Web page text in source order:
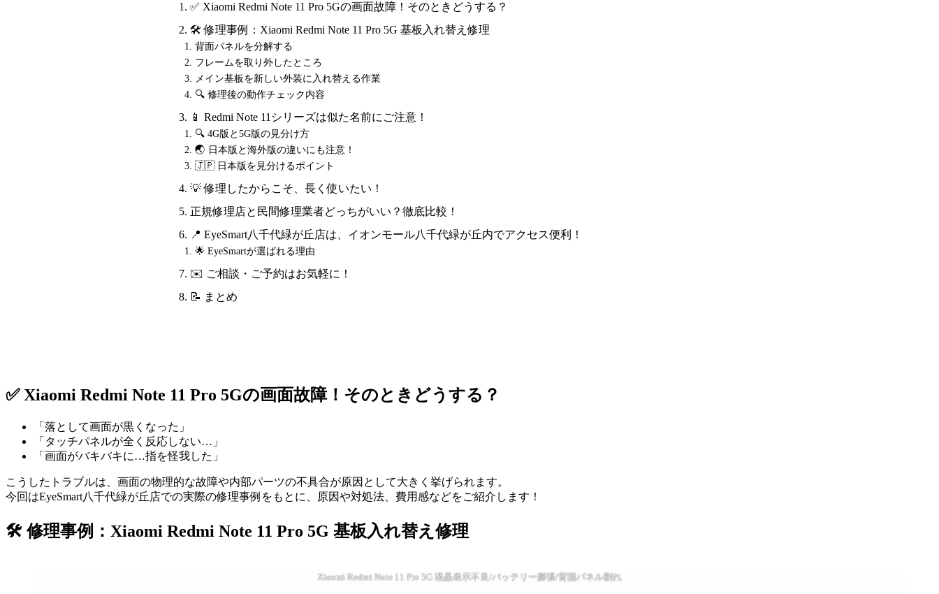
✅ Xiaomi Redmi Note 11 Pro 5Gの画面故障！そのときどうする？
🛠 修理事例：Xiaomi Redmi Note 11 Pro 5G 基板入れ替え修理
背面パネルを分解する
フレームを取り外したところ
メイン基板を新しい外装に入れ替える作業
🔍 修理後の動作チェック内容
📱 Redmi Note 11シリーズは似た名前にご注意！
🔍 4G版と5G版の見分け方
🌏 日本版と海外版の違いにも注意！
🇯🇵 日本版を見分けるポイント
💡 修理したからこそ、長く使いたい！
正規修理店と民間修理業者どっちがいい？徹底比較！
📍 EyeSmart八千代緑が丘店は、イオンモール八千代緑が丘内でアクセス便利！
🌟 EyeSmartが選ばれる理由
✉️ ご相談・ご予約はお気軽に！
📝 まとめ
✅ Xiaomi Redmi Note 11 Pro 5Gの画面故障！そのときどうする？
「落として画面が黒くなった」
「タッチパネルが全く反応しない…」
「画面がバキバキに…指を怪我した」
こうしたトラブルは、画面の物理的な故障や内部パーツの不具合が原因として大きく挙げられます。
今回はEyeSmart八千代緑が丘店での実際の修理事例をもとに、原因や対処法、費用感などをご紹介します！
🛠 修理事例：Xiaomi Redmi Note 11 Pro 5G 基板入れ替え修理
Xiaomi Redmi Note 11 Pro 5G 液晶表示不良/バッテリー膨張/背面パネル割れ